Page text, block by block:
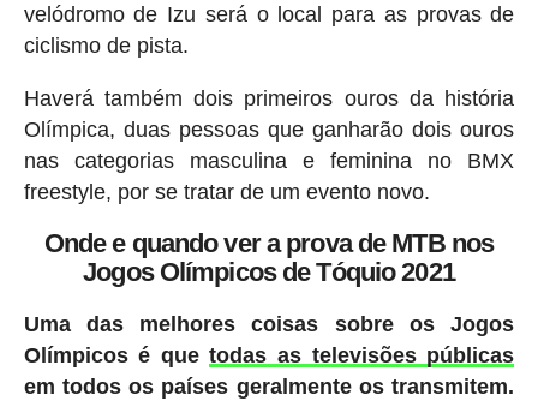
velódromo de Izu será o local para as provas de
ciclismo de pista.
Haverá também dois primeiros ouros da história
Olímpica, duas pessoas que ganharão dois ouros
nas categorias masculina e feminina no BMX
freestyle, por se tratar de um evento novo.
Onde e quando ver a prova de MTB nos
Jogos Olímpicos de Tóquio 2021
Uma das melhores coisas sobre os Jogos
Olímpicos é quetodas as televisões públicas
em todos os países geralmente os transmitem.